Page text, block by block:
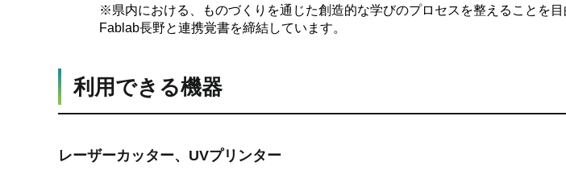
※県内における、ものづくりを通じた創造的な学びのプロセスを整えることを
Fablab長野と連携覚書を締結しています。
利用できる機器
レーザーカッター、UVプリンター